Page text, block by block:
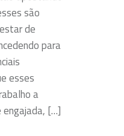
são
de
para
esses
a
[…]